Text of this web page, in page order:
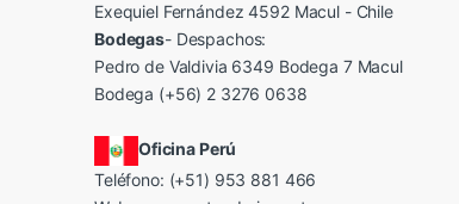
Exequiel Fernández 4592 Macul - Chile
Bodegas- Despachos:
Pedro de Valdivia 6349 Bodega 7 Macul
Bodega (+56) 2 3276 0638
Oficina Perú
Teléfono: (+51) 953 881 466